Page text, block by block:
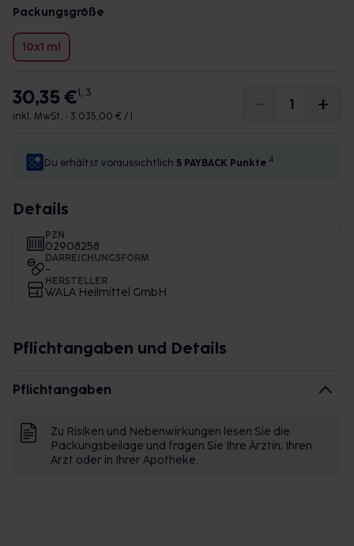
Packungsgröße
10x1 ml
30,35 €1, 3
inkl. MwSt. • 3.035,00 € / l
Du erhältst voraussichtlich 5 PAYBACK Punkte 4
Details
PZN
02908258
DARREICHUNGSFORM
-
HERSTELLER
WALA Heilmittel GmbH
Pflichtangaben und Details
Pflichtangaben
Zu Risiken und Nebenwirkungen lesen Sie die
Packungsbeilage und fragen Sie Ihre Ärztin, Ihren
Arzt oder in Ihrer Apotheke.